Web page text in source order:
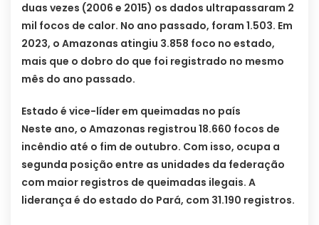
duas vezes (2006 e 2015) os dados ultrapassaram 2
mil focos de calor. No ano passado, foram 1.503. Em
2023, o Amazonas atingiu 3.858 foco no estado,
mais que o dobro do que foi registrado no mesmo
mês do ano passado.
Estado é vice-líder em queimadas no país
Neste ano, o Amazonas registrou 18.660 focos de
incêndio até o fim de outubro. Com isso, ocupa a
segunda posição entre as unidades da federação
com maior registros de queimadas ilegais. A
liderança é do estado do Pará, com 31.190 registros.